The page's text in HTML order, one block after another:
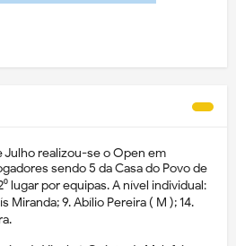
Julho realizou-se o Open em
sendo 5 da Casa do Povo de
lugar por equipas. A nível individual:
Miranda; 9. Abílio Pereira ( M ); 14.